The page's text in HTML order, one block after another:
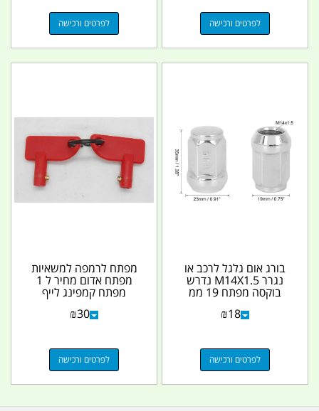
לפרטים ורכישה לפרטים ורכישה
בורג אום גלגל לרכב או
נגרר M14X1.5 נדרש
בוקסה מפתח 19 ממ
₪18
לפרטים ורכישה
מפתח לרמפה למשאיות
מפתח אדום מחיר ל 1
מפתח קמפינג לייף
₪30
לפרטים ורכישה